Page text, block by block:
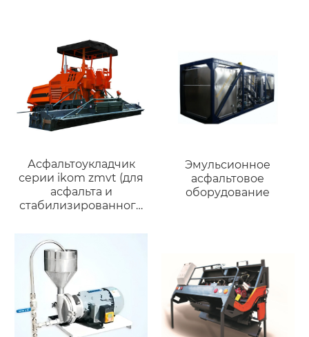
Асфальтоукладчик
серии ikom zmvt (для
асфальта и
стабилизированного
Эмульсионное
асфальтовое
оборудование